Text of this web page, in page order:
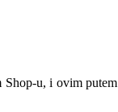
u, i ovim